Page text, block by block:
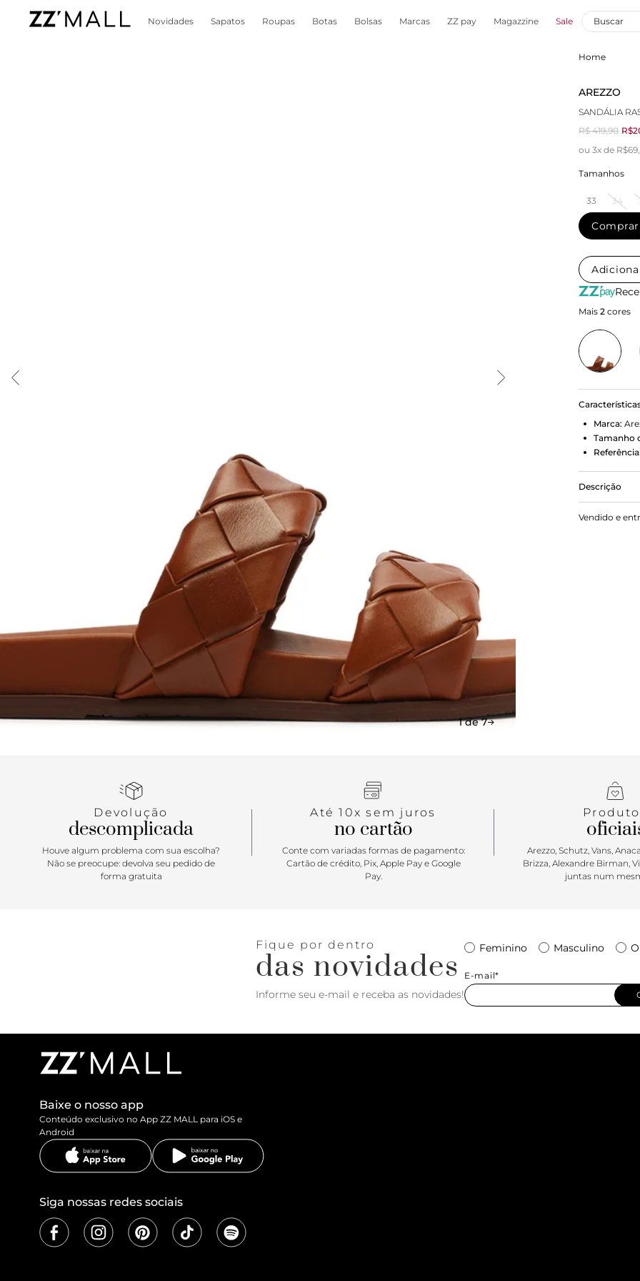
Novidades Sapatos Roupas Botas Bolsas Marcas ZZ pay Magazzine Sale
1 de 7
Home
AREZZO
SANDÁLIA
R$ 419,90
ou 3x de
Tamanhos
33 34
Comprar
Mais 2 cores
Marca:
Tamanho
Referência:
Descrição
Sandália
flatform,
Vendido e
Devolução
descomplicada
Houve algum problema com sua escolha?
Não se preocupe: devolva seu pedido de
forma gratuita
Até 10x sem juros
no cartão
Conte com variadas formas de pagamento:
Cartão de crédito, Pix, Apple Pay e Google
Pay.
Arezzo, Schutz, Vans,
Brizza, Alexandre Birman,
juntas num
Fique por dentro
das novidades
Informe seu e-mail e receba as novidades!
Feminino Masculino
E-mail*
Baixe o nosso app
Conteúdo exclusivo no App ZZ MALL para iOS e
Android
Siga nossas redes sociais